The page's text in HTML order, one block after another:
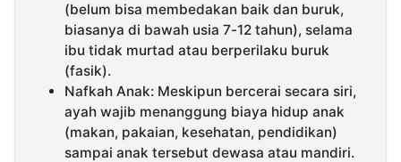
(belum bisa membedakan baik dan buruk,
biasanya di bawah usia 7-12 tahun), selama
ibu tidak murtad atau berperilaku buruk
(fasik).
Nafkah Anak: Meskipun bercerai secara siri,
ayah wajib menanggung biaya hidup anak
(makan, pakaian, kesehatan, pendidikan)
sampai anak tersebut dewasa atau mandiri.